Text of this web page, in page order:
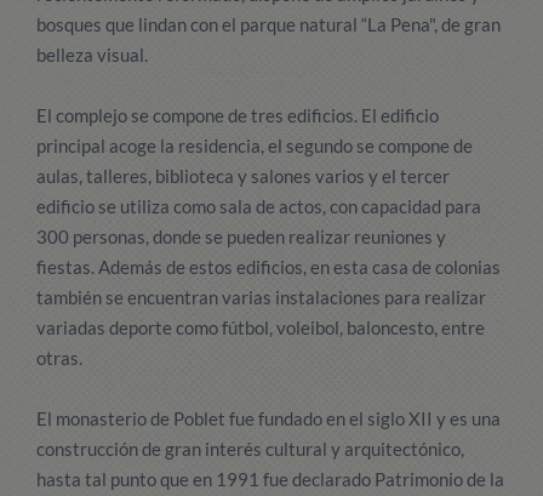
bosques que lindan con el parque natural “La Pena", de gran
belleza visual.
El complejo se compone de tres edificios. El edificio
principal acoge la residencia, el segundo se compone de
aulas, talleres, biblioteca y salones varios y el tercer
edificio se utiliza como sala de actos, con capacidad para
300 personas, donde se pueden realizar reuniones y
fiestas. Además de estos edificios, en esta casa de colonias
también se encuentran varias instalaciones para realizar
variadas deporte como fútbol, voleibol, baloncesto, entre
otras.
El monasterio de Poblet fue fundado en el siglo XII y es una
construcción de gran interés cultural y arquitectónico,
hasta tal punto que en 1991 fue declarado Patrimonio de la